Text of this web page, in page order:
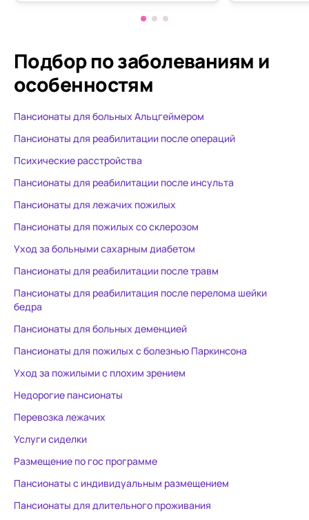
очень вкусно , красиво и
говорит моя мам. Спасибо вам
большое за заботу!
Подбор по заболеваниям и
особенностям
Пансионаты для больных Альцгеймером
Пансионаты для реабилитации после операций
Психические расстройства
Пансионаты для реабилитации после инсульта
Пансионаты для лежачих пожилых
Пансионаты для пожилых со склерозом
Уход за больными сахарным диабетом
Пансионаты для реабилитации после травм
Пансионаты для реабилитация после перелома шейки
бедра
Пансионаты для больных деменцией
Пансионаты для пожилых с болезнью Паркинсона
Уход за пожилыми с плохим зрением
Недорогие пансионаты
Перевозка лежачих
Услуги сиделки
Размещение по гос программе
Пансионаты с индивидуальным размещением
Пансионаты для длительного проживания